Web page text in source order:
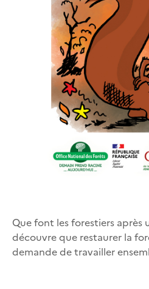
Que font les forestiers après
découvre que restaurer la
demande de travailler